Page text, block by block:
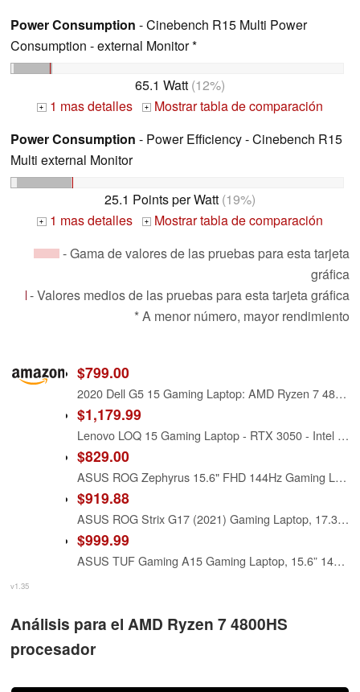
Power Consumption - Cinebench R15 Multi Power
Consumption - external Monitor *
65.1 Watt (12%)
+ 1 mas detalles +
Mostrar tabla de comparación
Power Consumption - Power Efficiency - Cinebench R15
Multi external Monitor
25.1 Points per Watt (19%)
+ 1 mas detalles +
Mostrar tabla de comparación
- Gama de valores de las pruebas para esta tarjeta
gráfica
- Valores medios de las pruebas para esta tarjeta gráfica
* A menor número, mayor rendimiento
$799.00
2020 Dell G5 15 Gaming Laptop: AMD Ryzen 7 4800H, 512GB SSD, 15.6" 144Hz Full HD Display, AMD Radeon RX 5600M, 8GB RAM, Backlit RGB Keyboard
$1,179.99
Lenovo LOQ 15 Gaming Laptop - RTX 3050 - Intel Core i5-12450HX Beat AMD Ryzen 7 4800H - 15.6" FHD Display 144Hz - 32GB RAM -1TB PCIe SSD -Backlit Keyboard - Windows 11 - G-SYNC - HDMI Cable
$829.00
ASUS ROG Zephyrus 15.6" FHD 144Hz Gaming Laptop, AMD Ryzen 7 4800HS, NVIDIA GeForce RTX 2060, 16GB RAM, 512GB PCIe SSD, Backlit Keyboard, Wi-Fi 6, Windows 11, Black (Renewed)
$919.88
ASUS ROG Strix G17 (2021) Gaming Laptop, 17.3” 144Hz IPS Type FHD, NVIDIA GeForce RTX 3050 Ti, AMD Ryzen 7 4800H, 16GB DDR4, 512B PCIe NVMe SSD, RGB Keyboard, Windows 10, G713IE-EB74
$999.99
ASUS TUF Gaming A15 Gaming Laptop, 15.6” 144Hz FHD IPS-Type, AMD Ryzen 7 4800H, GeForce GTX 1660 Ti, 16GB DDR4, 512GB PCIe SSD, Gigabit Wi-Fi 5, Windows 10 Home, Metal, TUF506IU-ES74
v1.35
Análisis para el AMD Ryzen 7 4800HS
procesador